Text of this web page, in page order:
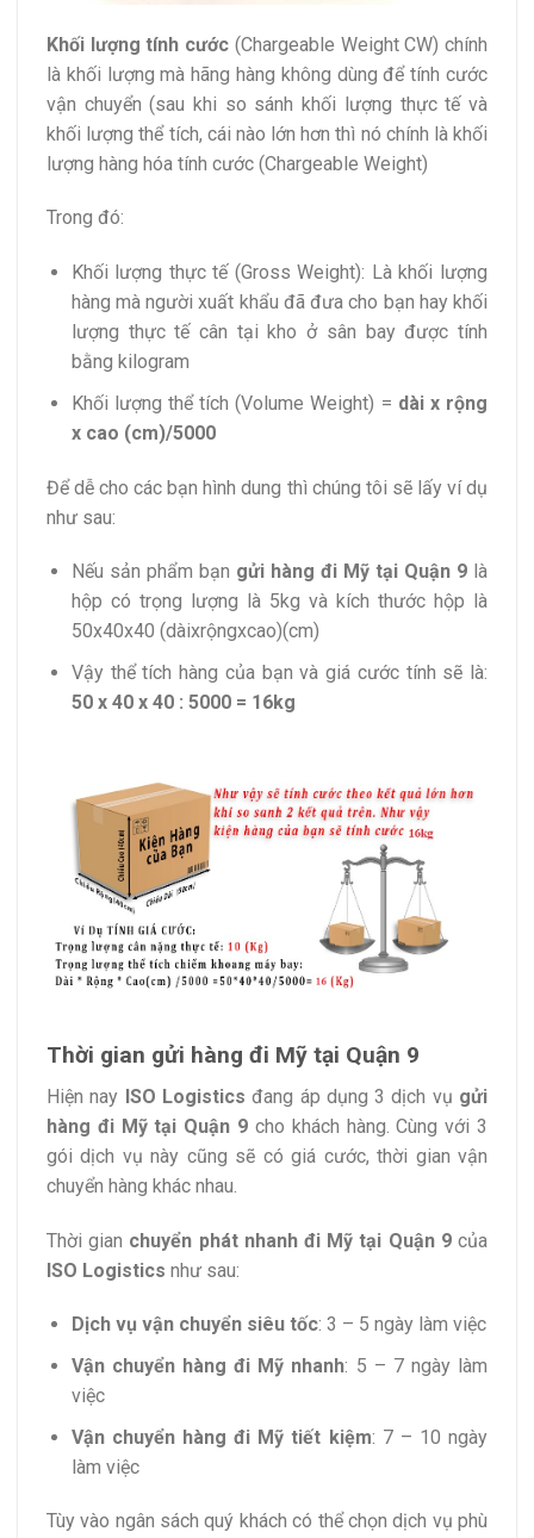
Khối lượng tính cước (Chargeable Weight CW) chính
là khối lượng mà hãng hàng không dùng để tính cước
vận chuyển (sau khi so sánh khối lượng thực tế và
khối lượng thể tích, cái nào lớn hơn thì nó chính là khối
lượng hàng hóa tính cước (Chargeable Weight)
Trong đó:
Khối lượng thực tế (Gross Weight): Là khối lượng
hàng mà người xuất khẩu đã đưa cho bạn hay khối
lượng thực tế cân tại kho ở sân bay được tính
bằng kilogram
Khối lượng thể tích (Volume Weight) = dài x rộng
x cao (cm)/5000
Để dễ cho các bạn hình dung thì chúng tôi sẽ lấy ví dụ
như sau:
Nếu sản phẩm bạn gửi hàng đi Mỹ tại Quận 9 là
hộp có trọng lượng là 5kg và kích thước hộp là
50x40x40 (dàixrộngxcao)(cm)
Vậy thể tích hàng của bạn và giá cước tính sẽ là:
50 x 40 x 40 : 5000 = 16kg
Thời gian gửi hàng đi Mỹ tại Quận 9
Hiện nay ISO Logistics đang áp dụng 3 dịch vụ gửi
hàng đi Mỹ tại Quận 9 cho khách hàng. Cùng với 3
gói dịch vụ này cũng sẽ có giá cước, thời gian vận
chuyển hàng khác nhau.
Thời gian chuyển phát nhanh đi Mỹ tại Quận 9của
ISO Logistics như sau:
Dịch vụ vận chuyển siêu tốc: 3 – 5 ngày làm việc
Vận chuyển hàng đi Mỹ nhanh: 5 – 7 ngày làm
việc
Vận chuyển hàng đi Mỹ tiết kiệm: 7 – 10 ngày
làm việc
Tùy vào ngân sách quý khách có thể chọn dịch vụ phù